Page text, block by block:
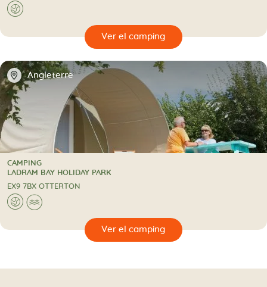
🌍
🔍
📍 Angleterre
CAMPING
CAMPING
LADRAM BAY HOLIDAY PARK
EX9 7BX OTTERTON
🌍🌊
🔍